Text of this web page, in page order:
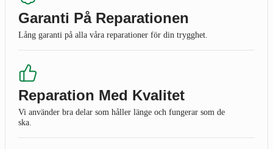
Garanti På Reparationen
Lång garanti på alla våra reparationer för din trygghet.
Reparation Med Kvalitet
Vi använder bra delar som håller länge och fungerar som de
ska.